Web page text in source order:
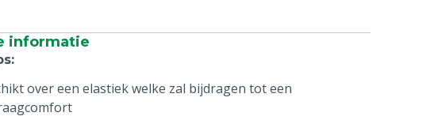
informatie
:
over een elastiek welke zal bijdragen tot een